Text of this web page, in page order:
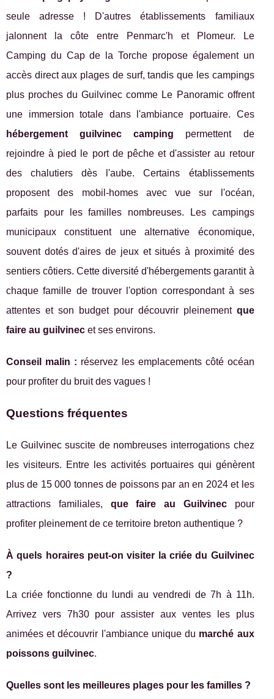
seule adresse ! D'autres établissements familiaux
jalonnent la côte entre Penmarc'h et Plomeur. Le
Camping du Cap de la Torche propose également un
accès direct aux plages de surf, tandis que les campings
plus proches du Guilvinec comme Le Panoramic offrent
une immersion totale dans l'ambiance portuaire. Ces
hébergement guilvinec camping permettent de
rejoindre à pied le port de pêche et d'assister au retour
des chalutiers dès l'aube. Certains établissements
proposent des mobil-homes avec vue sur l'océan,
parfaits pour les familles nombreuses. Les campings
municipaux constituent une alternative économique,
souvent dotés d'aires de jeux et situés à proximité des
sentiers côtiers. Cette diversité d'hébergements garantit à
chaque famille de trouver l'option correspondant à ses
attentes et son budget pour découvrir pleinement que
faire au guilvinec et ses environs.
Conseil malin : réservez les emplacements côté océan
pour profiter du bruit des vagues !
Questions fréquentes
Le Guilvinec suscite de nombreuses interrogations chez
les visiteurs. Entre les activités portuaires qui génèrent
plus de 15 000 tonnes de poissons par an en 2024 et les
attractions familiales, que faire au Guilvinecpour
profiter pleinement de ce territoire breton authentique ?
À quels horaires peut-on visiter la criée du Guilvinec
?
La criée fonctionne du lundi au vendredi de 7h à 11h.
Arrivez vers 7h30 pour assister aux ventes les plus
animées et découvrir l'ambiance unique du marché aux
poissons guilvinec.
Quelles sont les meilleures plages pour les familles ?